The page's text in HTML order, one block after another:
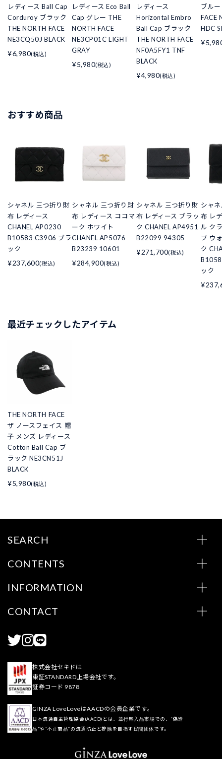
レディース Ball Cap
Corduroy ブラック
THE NORTH FACE
NE3CQ50J BLACK
¥6,980(税込)
レディース Eco Ball
Cap グレー THE
NORTH FACE
NE3CP01C LIGHT
GRAY
¥5,980(税込)
レディース
Horizontal Embro
Ball Cap ブラック
THE NORTH FACE
NF0A5FY1 TNF
BLACK
¥4,980(税込)
ブル
FACE
HDC
おすすめ商品
シャネル 三つ折り財
布 レディース
CHANEL AP0230
B10583 C3906 ブラ
ック
¥237,600(税込)
シャネル 三つ折り財
布 レディース ココマ
ーク ホワイト
CHANEL AP5076
B23239 10601
¥284,900(税込)
シャネル 三つ折り財
布 レディース ブラッ
ク CHANEL AP4951
B22099 94305
¥271,700(税込)
シャ
布 レ
ル ク
プ ウ
ク
ック
最近チェックしたアイテム
THE NORTH FACE
ザ ノースフェイス 帽
子 メンズ レディース
Cotton Ball Cap ブ
ラック NE3CN51J
BLACK
¥5,980(税込)
SEARCH
CONTENTS
INFORMATION
CONTACT
株式会社セキドは
東証STANDARD上場会社です。
証券コード 9878
GINZA LoveLoveはAACDの会員企業です。
日本流通自主管理協会(AACD)とは、並行輸入品市場での、“偽造
品”や“不正商品”の流通防止と排除を目指す民間団体です。